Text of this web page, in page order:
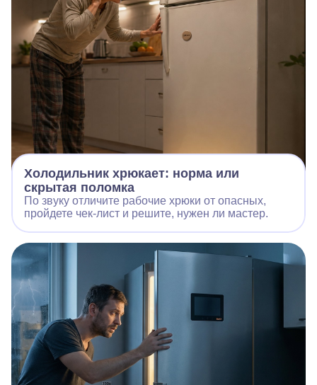
Холодильник хрюкает: норма или
скрытая поломка
По звуку отличите рабочие хрюки от опасных,
пройдете чек‑лист и решите, нужен ли мастер.